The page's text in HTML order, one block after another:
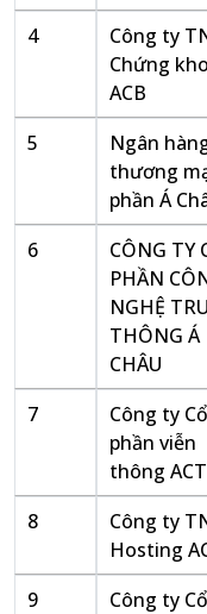
4
Công ty
Chứng
ACB
5
Ngân
thương
phần Á
6
CÔNG TY
PHẦN
NGHỆ
THÔNG Á
CHÂU
7
Công ty Cổ
phần viễn
thông ACT
8
Công ty
Hosting
9
Công ty Cổ